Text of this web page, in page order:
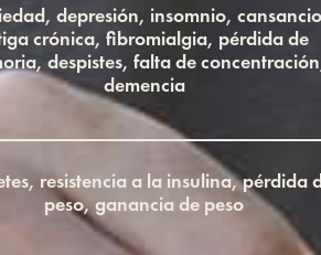
depresión, insomnio, cansancio
crónica, fibromialgia, pérdida de
despistes, falta de
demencia
resistencia a la insulina, pérdida
peso, ganancia de peso